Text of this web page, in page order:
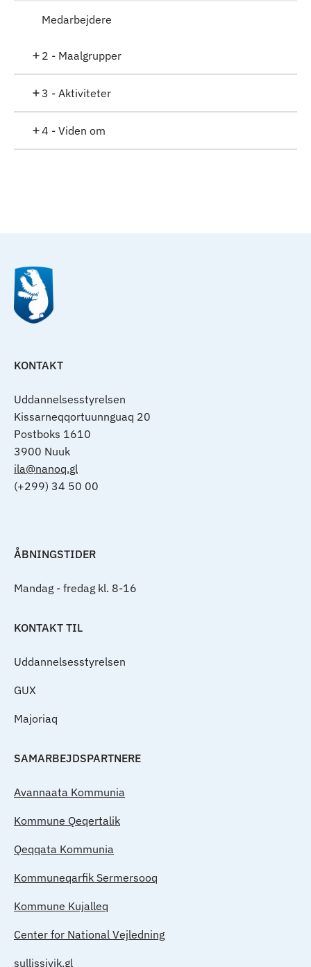
Medarbejdere
2 - Maalgrupper
3 - Aktiviteter
4 - Viden om
KONTAKT
Uddannelsesstyrelsen
Kissarneqqortuunnguaq 20
Postboks 1610
3900 Nuuk
ila@nanoq.gl
(+299) 34 50 00
ÅBNINGSTIDER
Mandag - fredag kl. 8-16
KONTAKT TIL
Uddannelsesstyrelsen
GUX
Majoriaq
SAMARBEJDSPARTNERE
Avannaata Kommunia
Kommune Qeqertalik
Qeqqata Kommunia
Kommuneqarfik Sermersooq
Kommune Kujalleq
Center for National Vejledning
sullissivik.gl